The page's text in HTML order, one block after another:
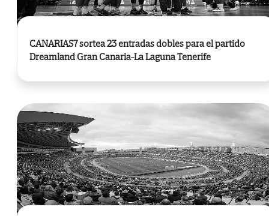
CANARIAS7 sortea 23 entradas dobles para el partido
Dreamland Gran Canaria-La Laguna Tenerife